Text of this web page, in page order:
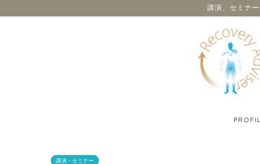
講演、セミナ
講演・セミナー